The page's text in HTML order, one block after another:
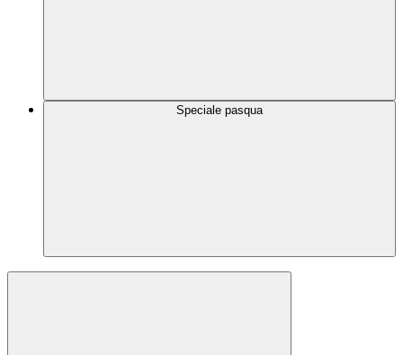
Speciale pasqua